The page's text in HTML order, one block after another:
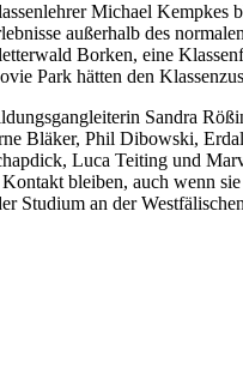
Michael Kempkes
außerhalb des
Borken, eine
Park hätten den
Sandra
Bläker, Phil Dibowski,
Luca Teiting und
bleiben, auch wenn
Studium an der